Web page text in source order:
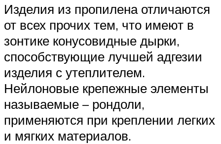
Изделия из пропилена отличаются
от всех прочих тем, что имеют в
зонтике конусовидные дырки,
способствующие лучшей адгезии
изделия с утеплителем.
Нейлоновые крепежные элементы
называемые – рондоли,
применяются при креплении легких
и мягких материалов.